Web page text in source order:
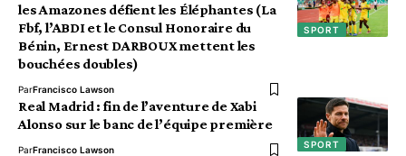
SPORT
les Amazones défient les Éléphantes (La
Fbf, l’ABDI et le Consul Honoraire du
Bénin, Ernest DARBOUX mettent les
bouchées doubles)
ParFrancisco Lawson
SPORT
Real Madrid : fin de l’aventure de Xabi
Alonso sur le banc de l’équipe première
ParFrancisco Lawson